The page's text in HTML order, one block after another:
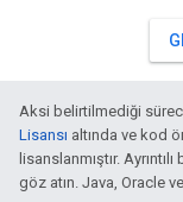
Aksi belirtilmediği
Lisansı altında ve kod
lisanslanmıştır.
göz atın. Java, Oracle